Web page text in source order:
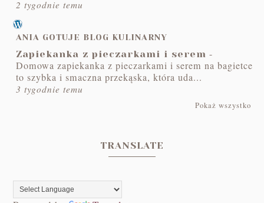
2 tygodnie temu
ANIA GOTUJE BLOG KULINARNY
Zapiekanka z pieczarkami i serem -
Domowa zapiekanka z pieczarkami i serem na bagietce
to szybka i smaczna przekąska, która uda...
3 tygodnie temu
Pokaż wszystko
TRANSLATE